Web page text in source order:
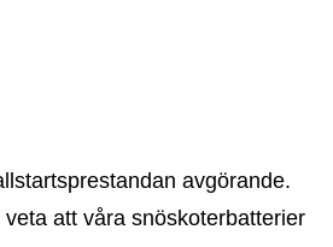
avgörande.
att våra snöskoterbatterier